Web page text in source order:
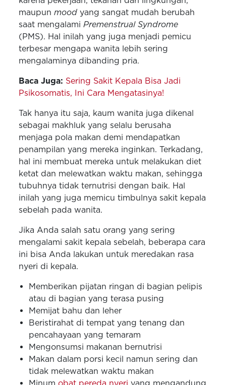
maupunmoodyang sangat mudah berubah
saat mengalamiPremenstrual Syndrome
(PMS). Hal inilah yang juga menjadi pemicu
terbesar mengapa wanita lebih sering
mengalaminya dibanding pria.
Baca Juga: Sering Sakit Kepala Bisa Jadi
Psikosomatis, Ini Cara Mengatasinya!
Tak hanya itu saja, kaum wanita juga dikenal
sebagai makhluk yang selalu berusaha
menjaga pola makan demi mendapatkan
penampilan yang mereka inginkan. Terkadang,
hal ini membuat mereka untuk melakukan diet
ketat dan melewatkan waktu makan, sehingga
tubuhnya tidak ternutrisi dengan baik. Hal
inilah yang juga memicu timbulnya sakit kepala
sebelah pada wanita.
Jika Anda salah satu orang yang sering
mengalami sakit kepala sebelah, beberapa cara
ini bisa Anda lakukan untuk meredakan rasa
nyeri di kepala.
Memberikan pijatan ringan di bagian pelipis
atau di bagian yang terasa pusing
Memijat bahu dan leher
Beristirahat di tempat yang tenang dan
pencahayaan yang temaram
Mengonsumsi makanan bernutrisi
Makan dalam porsi kecil namun sering dan
tidak melewatkan waktu makan